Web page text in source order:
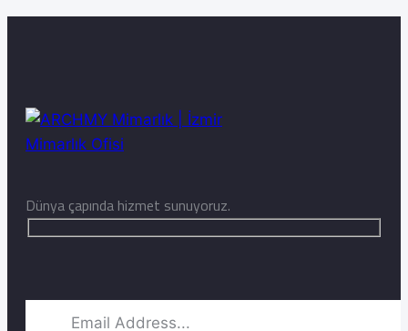
Dünya çapında hizmet sunuyoruz.